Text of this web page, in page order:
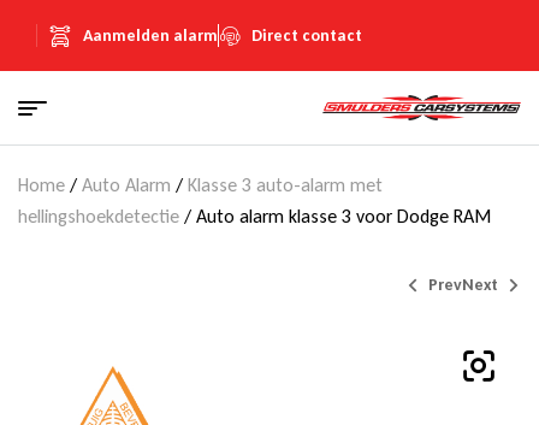
Aanmelden alarm Direct contact
Home / Auto Alarm / Klasse 3 auto-alarm met
hellingshoekdetectie / Auto alarm klasse 3 voor Dodge RAM
PrevNext